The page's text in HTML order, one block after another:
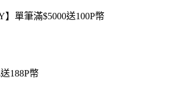
】單筆滿$5000送100P幣
188P幣